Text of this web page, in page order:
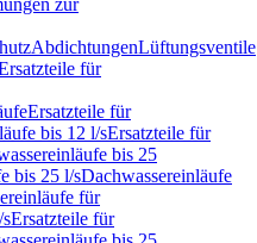
zur
AbdichtungenLüftungsventile
für
Ersatzteile für
bis 12 l/sErsatzteile für
bis 25
bis 25 l/sDachwassereinläufe
für
Ersatzteile für